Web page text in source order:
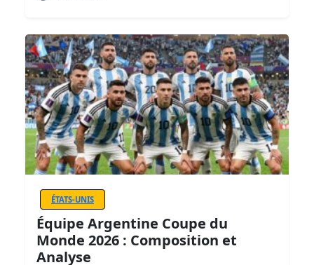
ÉTATS-UNIS
Équipe Argentine Coupe du
Monde 2026 : Composition et
Analyse